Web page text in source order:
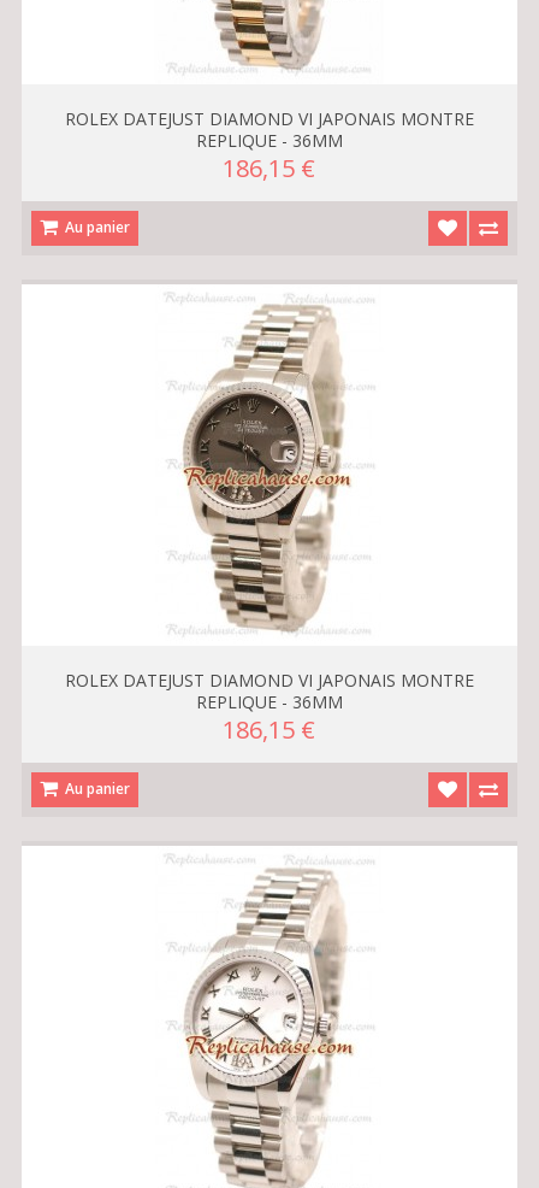
ROLEX DATEJUST DIAMOND VI JAPONAIS MONTRE
REPLIQUE - 36MM
186,15 €
Au panier
ROLEX DATEJUST DIAMOND VI JAPONAIS MONTRE
REPLIQUE - 36MM
186,15 €
Au panier